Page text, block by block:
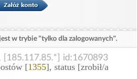
w trybie "tylko dla zalogowanych".
id:1670893
[1355], status [zrobił/a